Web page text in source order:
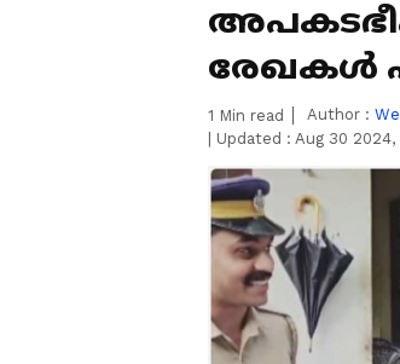
രേഖകൾ
1 Min read Author :
Updated : Aug 30 2024,